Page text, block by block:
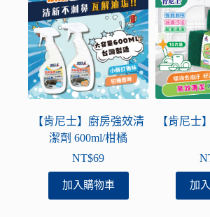
【肯尼士】廚房強效清
潔劑 600ml/柑橘
NT$69
加入購物車
【肯尼士
加